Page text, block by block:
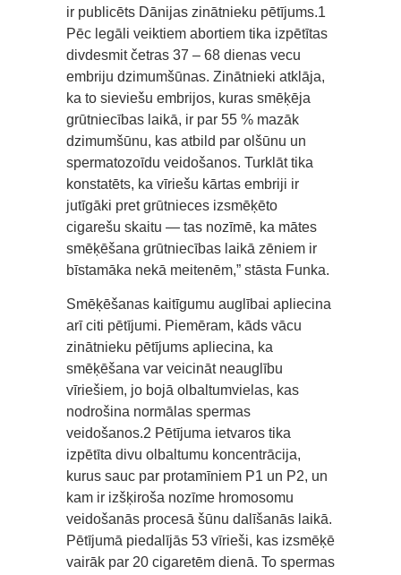
ir publicēts Dānijas zinātnieku pētījums.1
Pēc legāli veiktiem abortiem tika izpētītas
divdesmit četras 37 – 68 dienas vecu
embriju dzimumšūnas. Zinātnieki atklāja,
ka to sieviešu embrijos, kuras smēķēja
grūtniecības laikā, ir par 55 % mazāk
dzimumšūnu, kas atbild par olšūnu un
spermatozoīdu veidošanos. Turklāt tika
konstatēts, ka vīriešu kārtas embriji ir
jutīgāki pret grūtnieces izsmēķēto
cigarešu skaitu — tas nozīmē, ka mātes
smēķēšana grūtniecības laikā zēniem ir
bīstamāka nekā meitenēm,” stāsta Funka.
Smēķēšanas kaitīgumu auglībai apliecina
arī citi pētījumi. Piemēram, kāds vācu
zinātnieku pētījums apliecina, ka
smēķēšana var veicināt neauglību
vīriešiem, jo bojā olbaltumvielas, kas
nodrošina normālas spermas
veidošanos.2 Pētījuma ietvaros tika
izpētīta divu olbaltumu koncentrācija,
kurus sauc par protamīniem P1 un P2, un
kam ir izšķiroša nozīme hromosomu
veidošanās procesā šūnu dalīšanās laikā.
Pētījumā piedalījās 53 vīrieši, kas izsmēķē
vairāk par 20 cigaretēm dienā. To spermas